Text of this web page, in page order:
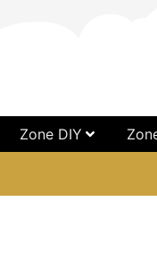
Zone DIY